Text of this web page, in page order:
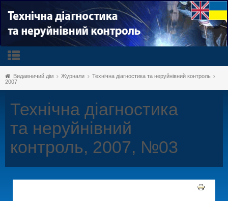
Видавничий дім Журнали
Технічна діагностика та неруйнівний контроль
2007
Технічна діагностика
та неруйнівний
контроль, 2007, №03